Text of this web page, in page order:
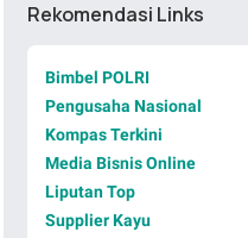
Rekomendasi Links
Bimbel POLRI
Pengusaha Nasional
Kompas Terkini
Media Bisnis Online
Liputan Top
Supplier Kayu